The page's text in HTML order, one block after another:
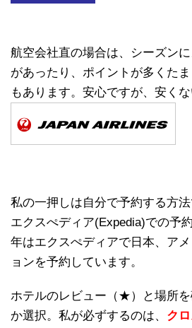
航空会社直の場合は、シーズン
があったり、ポイントが多くた
もあります。安心ですが、安くな
私の一押しは自分で予約する方
エクスぺディア(Expedia)での予
年はエクスぺディアで日本、ア
ョンを予約しています。
ホテルのレビュー（★）と場所
か選択。私が必ずするのは、 ク